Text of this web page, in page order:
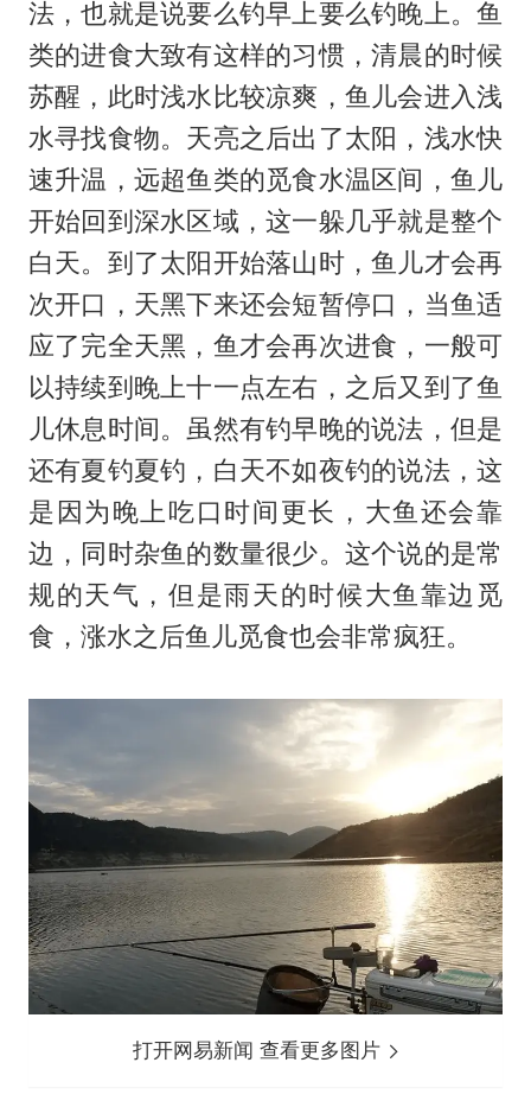
法，也就是说要么钓早上要么钓晚上。鱼
类的进食大致有这样的习惯，清晨的时候
苏醒，此时浅水比较凉爽，鱼儿会进入浅
水寻找食物。天亮之后出了太阳，浅水快
速升温，远超鱼类的觅食水温区间，鱼儿
开始回到深水区域，这一躲几乎就是整个
白天。到了太阳开始落山时，鱼儿才会再
次开口，天黑下来还会短暂停口，当鱼适
应了完全天黑，鱼才会再次进食，一般可
以持续到晚上十一点左右，之后又到了鱼
儿休息时间。虽然有钓早晚的说法，但是
还有夏钓夏钓，白天不如夜钓的说法，这
是因为晚上吃口时间更长，大鱼还会靠
边，同时杂鱼的数量很少。这个说的是常
规的天气，但是雨天的时候大鱼靠边觅
食，涨水之后鱼儿觅食也会非常疯狂。
打开网易新闻 查看更多图片